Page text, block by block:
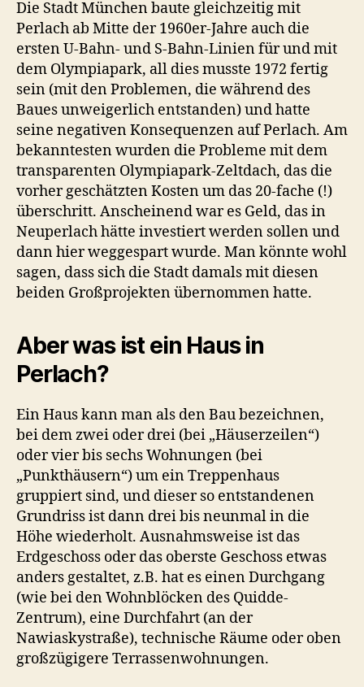
Die Stadt München baute gleichzeitig mit
Perlach ab Mitte der 1960er-Jahre auch die
ersten U-Bahn- und S-Bahn-Linien für und mit
dem Olympiapark, all dies musste 1972 fertig
sein (mit den Problemen, die während des
Baues unweigerlich entstanden) und hatte
seine negativen Konsequenzen auf Perlach. Am
bekanntesten wurden die Probleme mit dem
transparenten Olympiapark-Zeltdach, das die
vorher geschätzten Kosten um das 20-fache (!)
überschritt. Anscheinend war es Geld, das in
Neuperlach hätte investiert werden sollen und
dann hier weggespart wurde. Man könnte wohl
sagen, dass sich die Stadt damals mit diesen
beiden Großprojekten übernommen hatte.
Aber was ist ein Haus in
Perlach?
Ein Haus kann man als den Bau bezeichnen,
bei dem zwei oder drei (bei „Häuserzeilen“)
oder vier bis sechs Wohnungen (bei
„Punkthäusern“) um ein Treppenhaus
gruppiert sind, und dieser so entstandenen
Grundriss ist dann drei bis neunmal in die
Höhe wiederholt. Ausnahmsweise ist das
Erdgeschoss oder das oberste Geschoss etwas
anders gestaltet, z.B. hat es einen Durchgang
(wie bei den Wohnblöcken des Quidde-
Zentrum), eine Durchfahrt (an der
Nawiaskystraße), technische Räume oder oben
großzügigere Terrassenwohnungen.